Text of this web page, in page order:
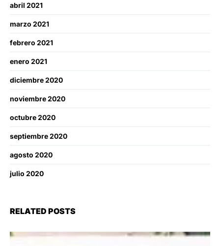
abril 2021
marzo 2021
febrero 2021
enero 2021
diciembre 2020
noviembre 2020
octubre 2020
septiembre 2020
agosto 2020
julio 2020
RELATED POSTS